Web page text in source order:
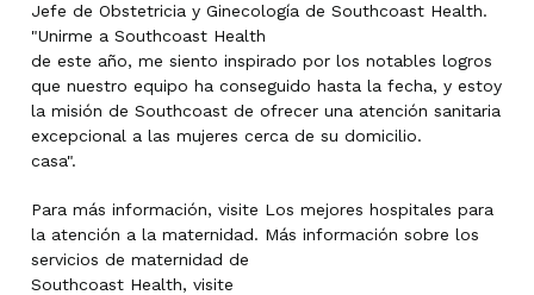
Jefe de Obstetricia y Ginecología de Southcoast Health.
"Unirme a Southcoast Health
de este año, me siento inspirado por los notables logros
que nuestro equipo ha conseguido hasta la fecha, y estoy
la misión de Southcoast de ofrecer una atención sanitaria
excepcional a las mujeres cerca de su domicilio.
casa".
Para más información, visite Los mejores hospitales para
la atención a la maternidad. Más información sobre los
servicios de maternidad de
Southcoast Health, visite